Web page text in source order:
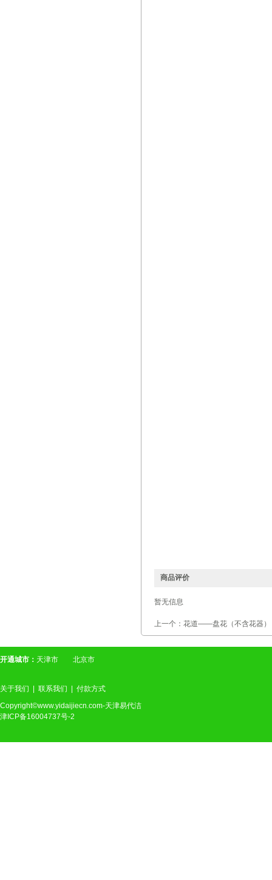
商品评价
暂无信息
上一个：花道——盘花（不含花器）
开通城市： 天津市 北京市
关于我们 联系我们
付款方式
Copyright©www.yidaijiecn.com-天津易代洁
津ICP备16004737号-2